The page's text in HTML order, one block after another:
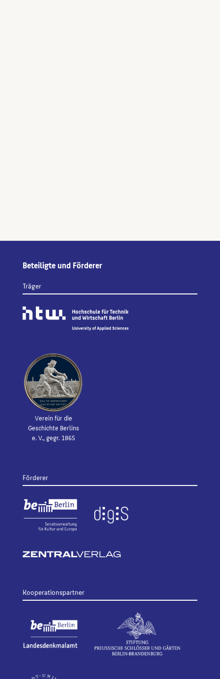
Beteiligte und Förderer
Träger
Verein für die
Geschichte Berlins
e. V., gegr. 1865
Förderer
Kooperationspartner